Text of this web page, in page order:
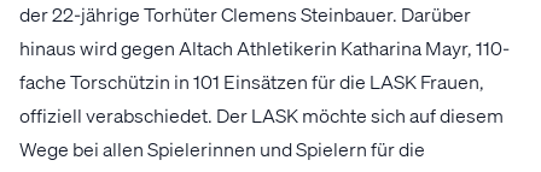
der 22-jährige Torhüter Clemens Steinbauer. Darüber
hinaus wird gegen Altach Athletikerin Katharina Mayr, 110-
fache Torschützin in 101 Einsätzen für die LASK Frauen,
offiziell verabschiedet. Der LASK möchte sich auf diesem
Wege bei allen Spielerinnen und Spielern für die